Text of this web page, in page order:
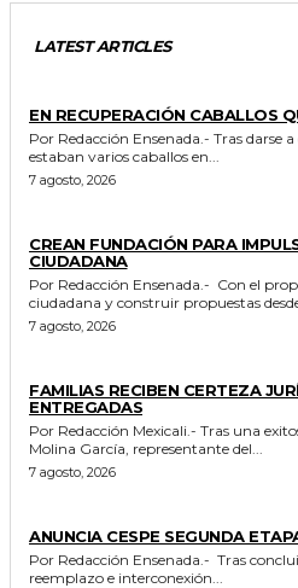
LATEST ARTICLES
EN RECUPERACIÓN CABALLOS
Por Redacción Ensenada.- Tras darse a conocer las condiciones en que
estaban varios caballos en...
7 agosto, 2026
CREAN FUNDACIÓN PARA
CIUDADANA
Por Redacción Ensenada.- Con el propósito de fortalecer la participación
ciudadana y construir propuestas
7 agosto, 2026
FAMILIAS RECIBEN CERTEZA
ENTREGADAS
Por Redacción Mexicali.- Tras una exitosa gestión, el diputado Juan Manuel
Molina García, representante del...
7 agosto, 2026
ANUNCIA CESPE SEGUNDA
Por Redacción Ensenada.- Tras concluir la primera etapa de la obra de
reemplazo e interconexión...